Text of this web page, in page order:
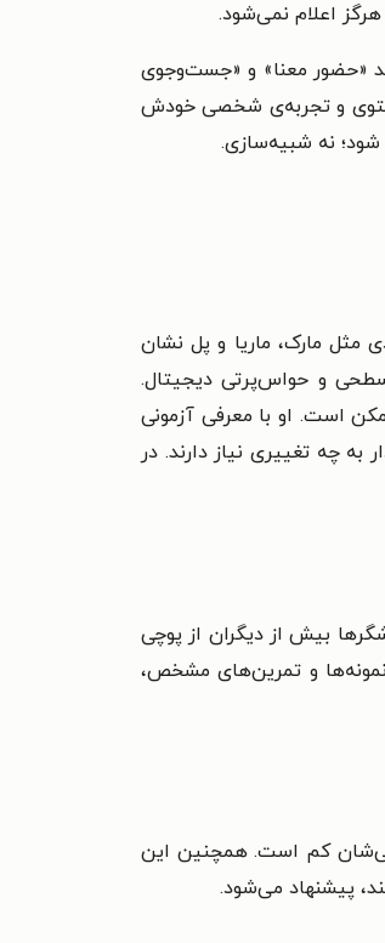
اعلام نمی‌شود.
«حضور معنا» و «جست‌وجوی
و تجربه‌ی شخصی خودش
شود؛ نه شبیه‌سازی.
مثل مارک، ماریا و پل نشان
سطحی و حواس‌پرتی دیجیتال.
است. او با معرفی آزمونی
چه تغییری نیاز دارند. در
بیش از دیگران از پوچی
و تمرین‌های مشخص،
کم است. همچنین این
پیشنهاد می‌شود.